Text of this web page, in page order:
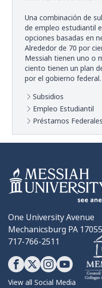
Una combinación de
de empleo estudiantil
opciones basadas en
Alrededor de 70 por
Messiah tienen uno o
ciento tienen un plan
por el gobierno federal.
Subsidios
Empleo Estudiantil
Préstamos Federales
One University Avenue
Mechanicsburg PA 17055
717-766-2511
View all Social Media